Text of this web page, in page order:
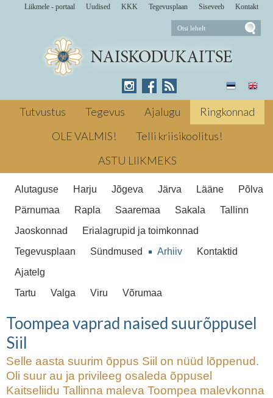
Liikmele - portaal Uudised KKK Tegevusplaan Siseveeb Kontakt
Toompea vaprad naised suurõppusel
Selle aasta suurim õppus Siil on nüüd
õppusel Kaitseliidu Tallinna maleva
Toompea malevkonna tagala koosseisus.
käsikäes Järgmine → Edasi, ikka edasi ja
vaprad naised suurõppusel Siil
Tutvustus Tegevus Ajalugu
Ringkonnad
OLE VALMIS!
Telli kriisikoolitus!
ASTU LIIKMEKS
Alutaguse Harju Jõgeva Järva Lääne
Põlva
Pärnumaa
Rapla Saaremaa Sakala
Tallinn
Jaoskonnad
Erialagrupid ja toimkonnad
Tegevusplaan
Sündmused Arhiiv
Kontaktid
Ajatelg
Tartu
Valga Viru Võrumaa
Toompea vaprad naised suurõppusel
Siil
Selle aasta suurim õppus Siil on nüüd lõppenud.
Oli suur au ja privileeg osaleda õppusel
Kaitseliidu Tallinna maleva Toompea malevkonna